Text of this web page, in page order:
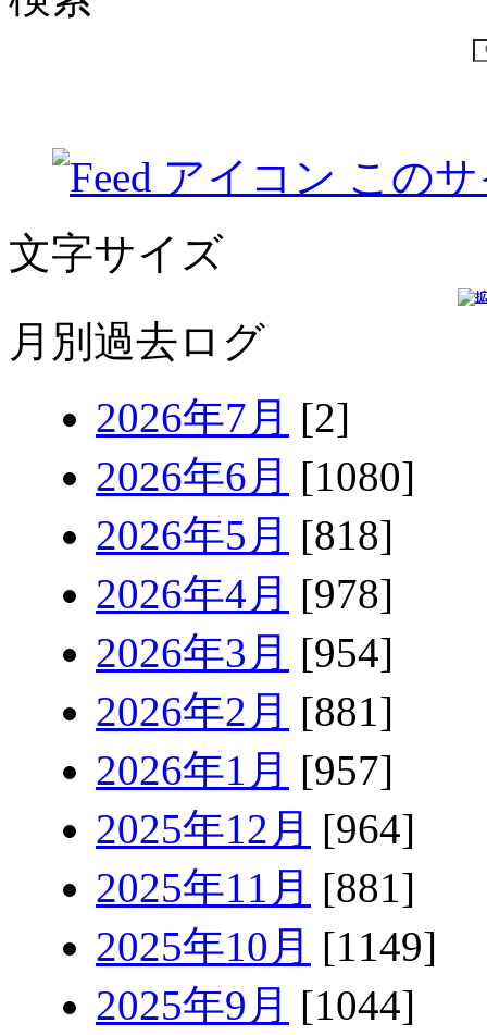
この
文字サイズ
月別過去ログ
2026年7月 [2]
2026年6月 [1080]
2026年5月 [818]
2026年4月 [978]
2026年3月 [954]
2026年2月 [881]
2026年1月 [957]
2025年12月 [964]
2025年11月 [881]
2025年10月 [1149]
2025年9月 [1044]